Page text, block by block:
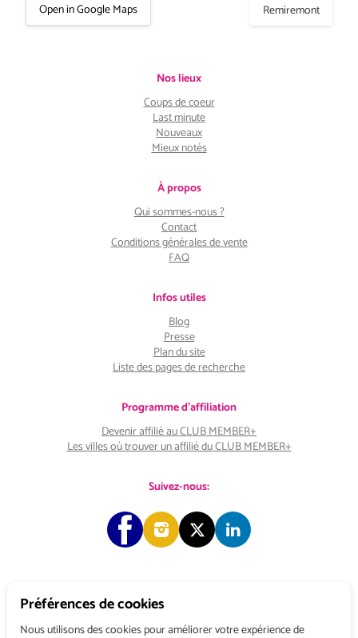
Préférences de cookies
Nous utilisons des cookies pour améliorer votre expérience de
Open in Google Maps Remiremont
Nos lieux
Coups de coeur
Last minute
Nouveaux
Mieux notés
À propos
Qui sommes-nous ?
Contact
Conditions générales de vente
FAQ
Infos utiles
Blog
Presse
Plan du site
Liste des pages de recherche
Programme d'affiliation
Devenir affilié au CLUB MEMBER+
Les villes où trouver un affilié du CLUB MEMBER+
Suivez-nous:
Copyright © 2026 Choose & Work. Tous droits réservés.